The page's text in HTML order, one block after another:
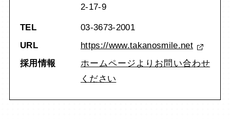
2-17-9
TEL
03-3673-2001
URL
https://www.takanosmile.net
採用情報
ホームページよりお問い合わせ
ください